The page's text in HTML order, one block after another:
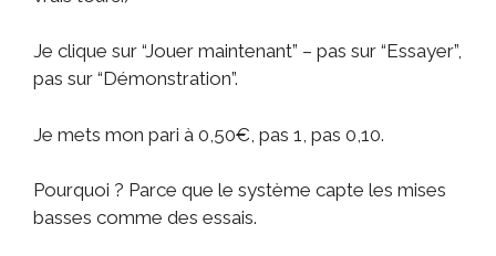
Je clique sur “Jouer maintenant” – pas sur “Essayer”,
pas sur “Démonstration”.
Je mets mon pari à 0,50€, pas 1, pas 0,10.
Pourquoi ? Parce que le système capte les mises
basses comme des essais.